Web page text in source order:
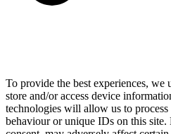
To provide the best experiences, we
store and/or access device
technologies will allow us to process
behaviour or unique IDs on this